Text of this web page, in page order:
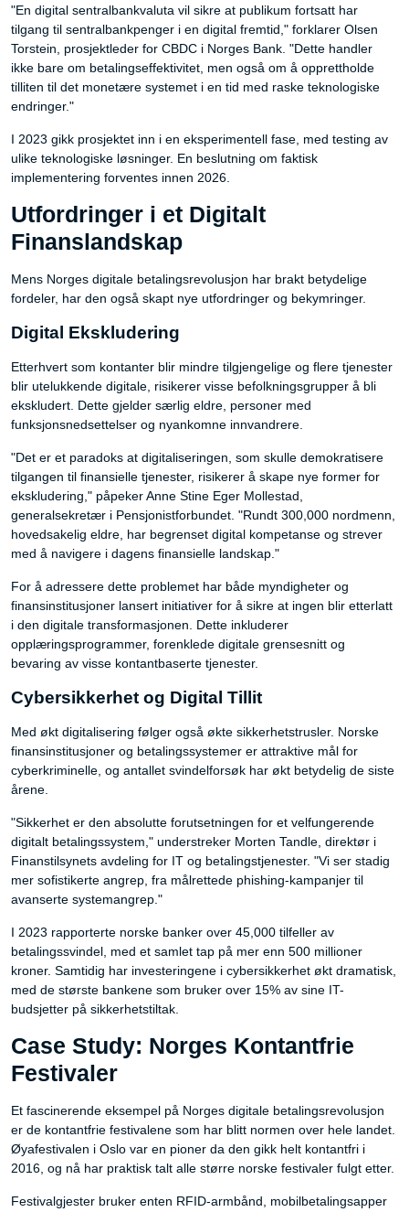
"En digital sentralbankvaluta vil sikre at publikum fortsatt har
tilgang til sentralbankpenger i en digital fremtid," forklarer Olsen
Torstein, prosjektleder for CBDC i Norges Bank. "Dette handler
ikke bare om betalingseffektivitet, men også om å opprettholde
tilliten til det monetære systemet i en tid med raske teknologiske
endringer."
I 2023 gikk prosjektet inn i en eksperimentell fase, med testing av
ulike teknologiske løsninger. En beslutning om faktisk
implementering forventes innen 2026.
Utfordringer i et Digitalt
Finanslandskap
Mens Norges digitale betalingsrevolusjon har brakt betydelige
fordeler, har den også skapt nye utfordringer og bekymringer.
Digital Ekskludering
Etterhvert som kontanter blir mindre tilgjengelige og flere tjenester
blir utelukkende digitale, risikerer visse befolkningsgrupper å bli
ekskludert. Dette gjelder særlig eldre, personer med
funksjonsnedsettelser og nyankomne innvandrere.
"Det er et paradoks at digitaliseringen, som skulle demokratisere
tilgangen til finansielle tjenester, risikerer å skape nye former for
ekskludering," påpeker Anne Stine Eger Mollestad,
generalsekretær i Pensjonistforbundet. "Rundt 300,000 nordmenn,
hovedsakelig eldre, har begrenset digital kompetanse og strever
med å navigere i dagens finansielle landskap."
For å adressere dette problemet har både myndigheter og
finansinstitusjoner lansert initiativer for å sikre at ingen blir etterlatt
i den digitale transformasjonen. Dette inkluderer
opplæringsprogrammer, forenklede digitale grensesnitt og
bevaring av visse kontantbaserte tjenester.
Cybersikkerhet og Digital Tillit
Med økt digitalisering følger også økte sikkerhetstrusler. Norske
finansinstitusjoner og betalingssystemer er attraktive mål for
cyberkriminelle, og antallet svindelforsøk har økt betydelig de siste
årene.
"Sikkerhet er den absolutte forutsetningen for et velfungerende
digitalt betalingssystem," understreker Morten Tandle, direktør i
Finanstilsynets avdeling for IT og betalingstjenester. "Vi ser stadig
mer sofistikerte angrep, fra målrettede phishing-kampanjer til
avanserte systemangrep."
I 2023 rapporterte norske banker over 45,000 tilfeller av
betalingssvindel, med et samlet tap på mer enn 500 millioner
kroner. Samtidig har investeringene i cybersikkerhet økt dramatisk,
med de største bankene som bruker over 15% av sine IT-
budsjetter på sikkerhetstiltak.
Case Study: Norges Kontantfrie
Festivaler
Et fascinerende eksempel på Norges digitale betalingsrevolusjon
er de kontantfrie festivalene som har blitt normen over hele landet.
Øyafestivalen i Oslo var en pioner da den gikk helt kontantfri i
2016, og nå har praktisk talt alle større norske festivaler fulgt etter.
Festivalgjester bruker enten RFID-armbånd, mobilbetalingsapper